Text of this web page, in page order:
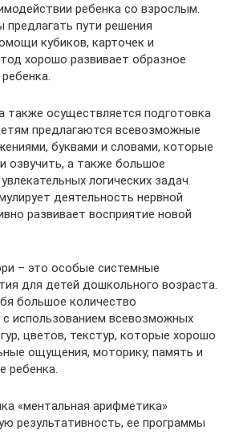
ребенка со взрослым.
пути решения
кубиков, карточек и
хорошо развивает образное
также осуществляется подготовка
предлагаются всевозможные
буквами и словами, которые
озвучить, а также большое
логических задач.
деятельность нервной
развивает восприятие новой
– это особые системные
для детей дошкольного возраста.
большое количество
с использованием всевозможных
цветов, текстур, которые хорошо
ощущения, моторику, память и
ребенка.
«ментальная арифметика»
результативность, ее программы